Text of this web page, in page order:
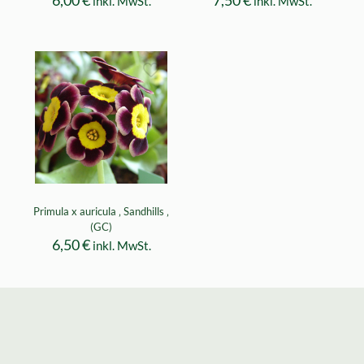
Primula x auricula ‚ Sandhills ‚
(GC)
6,50€ inkl. MwSt.